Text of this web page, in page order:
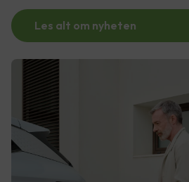
Les alt om nyheten